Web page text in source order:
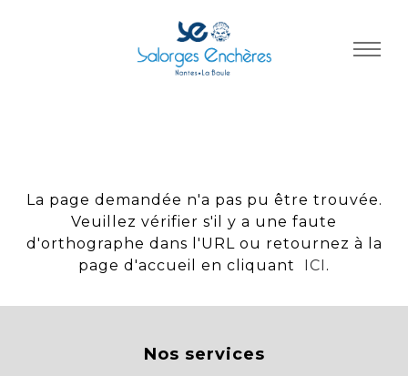
La page demandée n'a pas pu être trouvée.
Veuillez vérifier s'il y a une faute
d'orthographe dans l'URL ou retournez à la
page d'accueil en cliquant
ICI .
Nos services